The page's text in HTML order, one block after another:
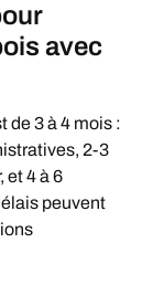
avec
de 3 à 4 mois :
2-3
et 4 à 6
peuvent